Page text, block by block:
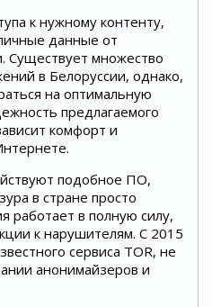
к нужному контенту,
данные от
Существует множество
в Белоруссии, однако,
на оптимальную
предлагаемого
комфорт и
подобное ПО,
в стране просто
работает в полную силу,
к нарушителям. С 2015
сервиса ТОR, не
анонимайзеров и